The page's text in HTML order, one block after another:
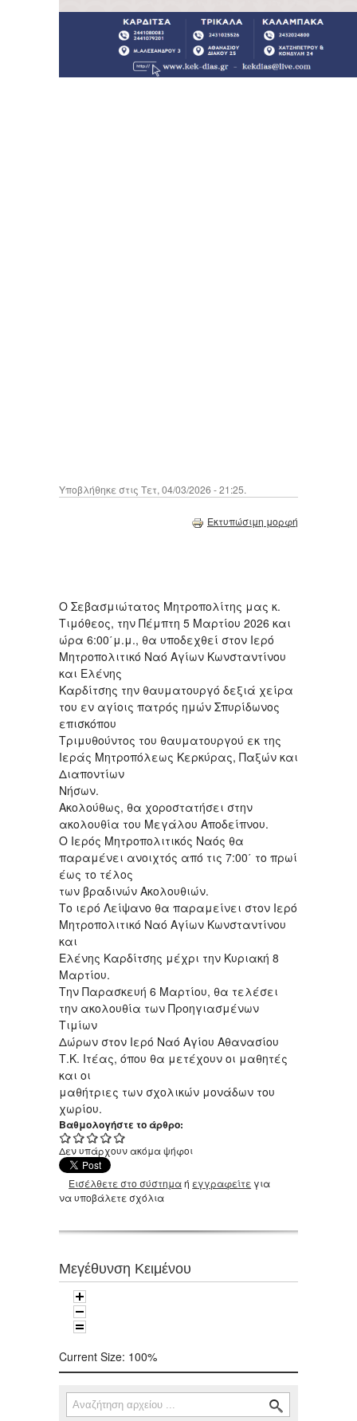
Υποβλήθηκε στις Τετ, 04/03/2026 - 21:25.
Εκτυπώσιμη μορφή
Ο Σεβασμιώτατος Μητροπολίτης μας κ.
Τιμόθεος, την Πέμπτη 5 Μαρτίου 2026 και
ώρα 6:00΄μ.μ., θα υποδεχθεί στον Ιερό
Μητροπολιτικό Ναό Αγίων Κωνσταντίνου
και Ελένης
Καρδίτσης την θαυματουργό δεξιά χείρα
του εν αγίοις πατρός ημών Σπυρίδωνος
επισκόπου
Τριμυθούντος του θαυματουργού εκ της
Ιεράς Μητροπόλεως Κερκύρας, Παξών και
Διαποντίων
Νήσων.
Ακολούθως, θα χοροστατήσει στην
ακολουθία του Μεγάλου Αποδείπνου.
Ο Ιερός Μητροπολιτικός Ναός θα
παραμένει ανοιχτός από τις 7:00΄ το πρωί
έως το τέλος
των βραδινών Ακολουθιών.
Το ιερό Λείψανο θα παραμείνει στον Ιερό
Μητροπολιτικό Ναό Αγίων Κωνσταντίνου
και
Ελένης Καρδίτσης μέχρι την Κυριακή 8
Μαρτίου.
Την Παρασκευή 6 Μαρτίου, θα τελέσει
την ακολουθία των Προηγιασμένων
Τιμίων
Δώρων στον Ιερό Ναό Αγίου Αθανασίου
Τ.Κ. Ιτέας, όπου θα μετέχουν οι μαθητές
και οι
μαθήτριες των σχολικών μονάδων του
χωρίου.
Βαθμολογήστε το άρθρο:
Δεν υπάρχουν ακόμα ψήφοι
Εισέλθετε στο σύστημαή εγγραφείτε για
να υποβάλετε σχόλια
Μεγέθυνση Κειμένου
Current Size: 100%
Φόρμα αναζήτησης
Αναζήτηση